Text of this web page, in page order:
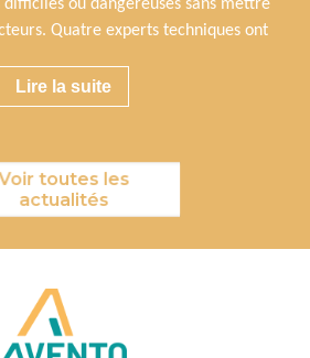
difficiles ou dangereuses sans mettre
Quatre experts techniques ont
Lire la suite
toutes les
actualités